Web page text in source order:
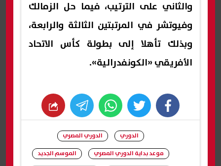
والثاني على الترتيب، فيما حل الزمالك
وفيوتشر في المرتبتين الثالثة والرابعة،
وبذلك تأهلا إلى بطولة كأس الاتحاد
الأفريقي «الكونفدرالية».
facebook
twitter
whats
الدوري
الدوري المصري
موعد بداية الدوري المصري
الموسم الجديد